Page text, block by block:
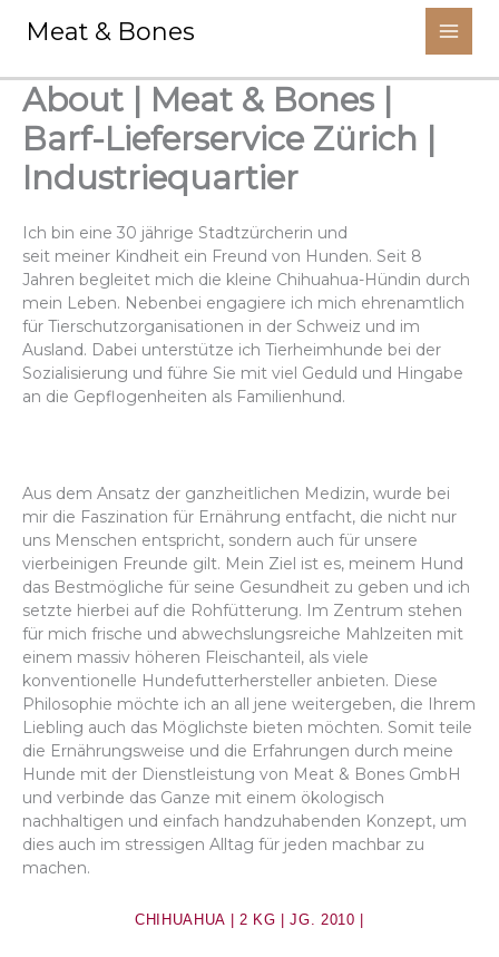
Meat & Bones
About | Meat & Bones |
Barf-Lieferservice Zürich |
Industriequartier
Ich bin eine 30 jährige Stadtzürcherin und
seit meiner Kindheit ein Freund von Hunden. Seit 8
Jahren begleitet mich die kleine Chihuahua-Hündin durch
mein Leben. Nebenbei engagiere ich mich ehrenamtlich
für Tierschutzorganisationen in der Schweiz und im
Ausland. Dabei unterstütze ich Tierheimhunde bei der
Sozialisierung und führe Sie mit viel Geduld und Hingabe
an die Gepflogenheiten als Familienhund.
Aus dem Ansatz der ganzheitlichen Medizin, wurde bei
mir die Faszination für Ernährung entfacht, die nicht nur
uns Menschen entspricht, sondern auch für unsere
vierbeinigen Freunde gilt. Mein Ziel ist es, meinem Hund
das Bestmögliche für seine Gesundheit zu geben und ich
setzte hierbei auf die Rohfütterung. Im Zentrum stehen
für mich frische und abwechslungsreiche Mahlzeiten mit
einem massiv höheren Fleischanteil, als viele
konventionelle Hundefutterhersteller anbieten. Diese
Philosophie möchte ich an all jene weitergeben, die Ihrem
Liebling auch das Möglichste bieten möchten. Somit teile
die Ernährungsweise und die Erfahrungen durch meine
Hunde mit der Dienstleistung von Meat & Bones GmbH
und verbinde das Ganze mit einem ökologisch
nachhaltigen und einfach handzuhabenden Konzept, um
dies auch im stressigen Alltag für jeden machbar zu
machen.
CHIHUAHUA | 2 KG | JG. 2010 |